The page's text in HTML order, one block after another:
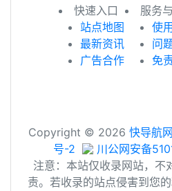
快速入口
站点地图
最新资讯
广告合作
服务
使
问
免
Copyright © 2026 快导航网
号-2
川公网安备
注意：本站仅收录网站，不
责。若收录的站点侵害到您